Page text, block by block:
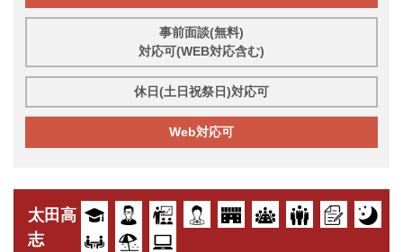
事前面談(無料)
対応可(WEB対応含む)
休日(土日祝祭日)対応可
Web対応可
太田高
志